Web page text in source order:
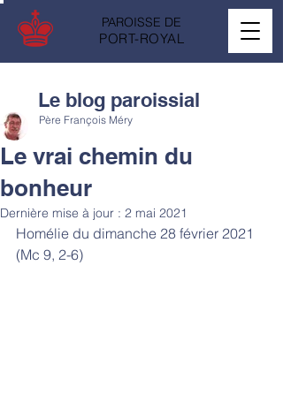
PAROISSE DE
PORT-ROYAL
Le vrai chemin du
bonheur
Père François Méry
Dernière mise à jour : 2 mai 2021
Homélie du dimanche 28 février 2021
(Mc 9, 2-6)
Le blog paroissial